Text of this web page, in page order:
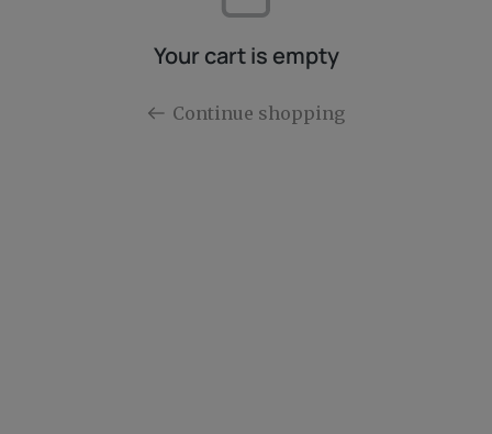
Your cart is empty
Continue shopping